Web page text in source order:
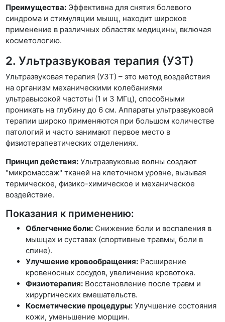
Преимущества: Эффективна для снятия болевого
синдрома и стимуляции мышц, находит широкое
применение в различных областях медицины, включая
косметологию.
2. Ультразвуковая терапия (УЗТ)
Ультразвуковая терапия (УЗТ) – это метод воздействия
на организм механическими колебаниями
ультравысокой частоты (1 и 3 МГц), способными
проникать на глубину до 6 см. Аппараты ультразвуковой
терапии широко применяются при большом количестве
патологий и часто занимают первое место в
физиотерапевтических отделениях.
Принцип действия: Ультразвуковые волны создают
"микромассаж" тканей на клеточном уровне, вызывая
термическое, физико-химическое и механическое
воздействие.
Показания к применению:
Облегчение боли: Снижение боли и воспаления в
мышцах и суставах (спортивные травмы, боли в
спине).
Улучшение кровообращения: Расширение
кровеносных сосудов, увеличение кровотока.
Физиотерапия: Восстановление после травм и
хирургических вмешательств.
Косметические процедуры: Улучшение состояния
кожи, уменьшение морщин.